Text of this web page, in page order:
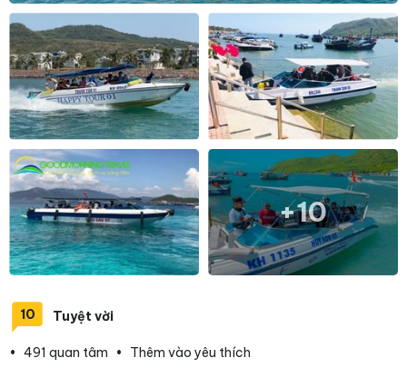
+10
10 Tuyệt vời
• 491 quan tâm • Thêm vào yêu thích